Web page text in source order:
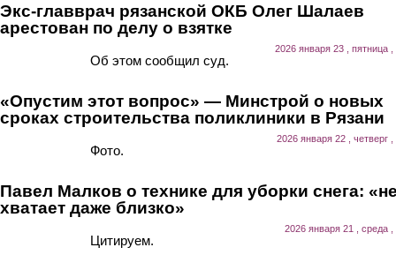
Экс-главврач рязанской ОКБ Олег Шалаев
арестован по делу о взятке
2026 января 23 , пятница ,
Об этом сообщил суд.
«Опустим этот вопрос» — Минстрой о новых
сроках строительства поликлиники в Рязани
2026 января 22 , четверг ,
Фото.
Павел Малков о технике для уборки снега:
хватает даже близко»
2026 января 21 , среда ,
Цитируем.